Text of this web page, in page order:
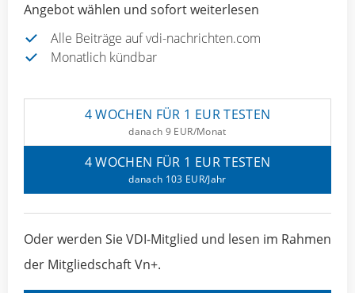
Angebot wählen und sofort weiterlesen
Alle Beiträge auf vdi-nachrichten.com
Monatlich kündbar
4 WOCHEN FÜR 1 EUR TESTEN
danach 9 EUR/Monat
4 WOCHEN FÜR 1 EUR TESTEN
danach 103 EUR/Jahr
Oder werden Sie VDI-Mitglied und lesen im Rahmen
der Mitgliedschaft Vn+.